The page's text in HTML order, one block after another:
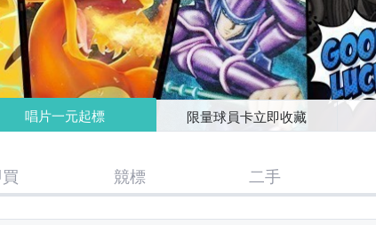
唱片一元起標 限量球員卡立即收藏
競標 二手